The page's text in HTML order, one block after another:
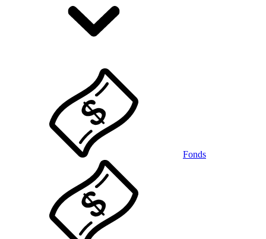
Fonds